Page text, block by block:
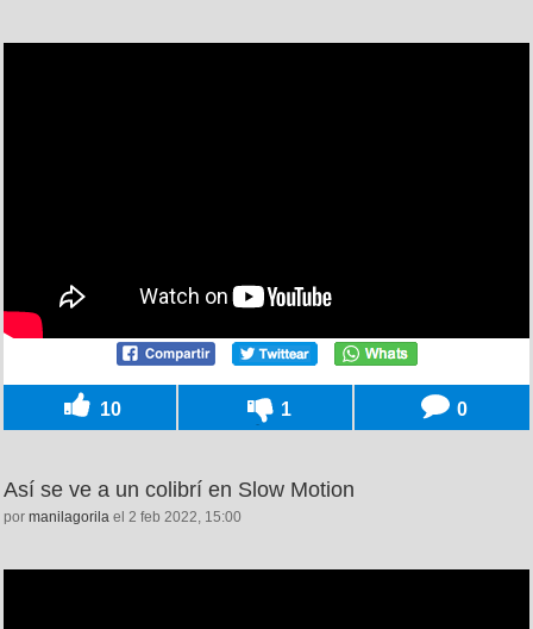
10 1 0
Así se ve a un colibrí en Slow Motion
por manilagorila el 2 feb 2022, 15:00